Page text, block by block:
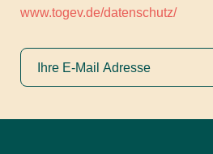
www.togev.de/datenschutz/